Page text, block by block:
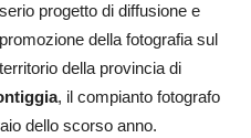
serio progetto di diffusione e
promozione della fotografia sul
territorio della provincia di
, il compianto fotografo
dello scorso anno.